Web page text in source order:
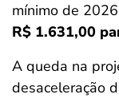
mínimo de
R$ 1.631,00
A queda na
desaceleração